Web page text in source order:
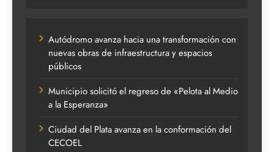
Autódromo avanza hacia una transformación con
nuevas obras de infraestructura y espacios
públicos
Municipio solicitó el regreso de «Pelota al Medio
a la Esperanza»
Ciudad del Plata avanza en la conformación del
CECOEL